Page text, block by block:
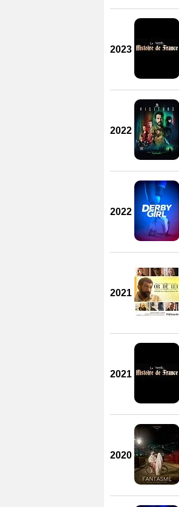
2023
2022
2022
2021
2021
2020